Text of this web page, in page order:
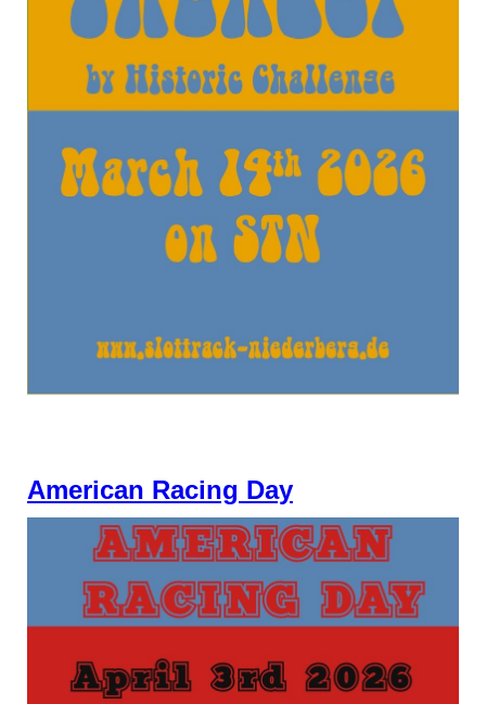
American Racing Day